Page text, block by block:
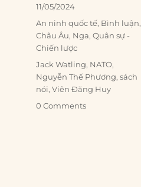
Posted
11/05/2024
Categories
An ninh quốc tế, Bình luận,
Châu Âu, Nga,Quân sự -
Chiến lược
Tags
Jack Watling, NATO,
Nguyễn Thế Phương,sách
nói,Viên Đăng Huy
0 Comments